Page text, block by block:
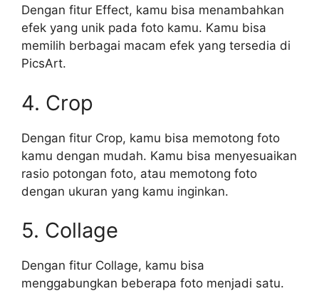
Dengan fitur Effect, kamu bisa menambahkan
efek yang unik pada foto kamu. Kamu bisa
memilih berbagai macam efek yang tersedia di
PicsArt.
4. Crop
Dengan fitur Crop, kamu bisa memotong foto
kamu dengan mudah. Kamu bisa menyesuaikan
rasio potongan foto, atau memotong foto
dengan ukuran yang kamu inginkan.
5. Collage
Dengan fitur Collage, kamu bisa
menggabungkan beberapa foto menjadi satu.